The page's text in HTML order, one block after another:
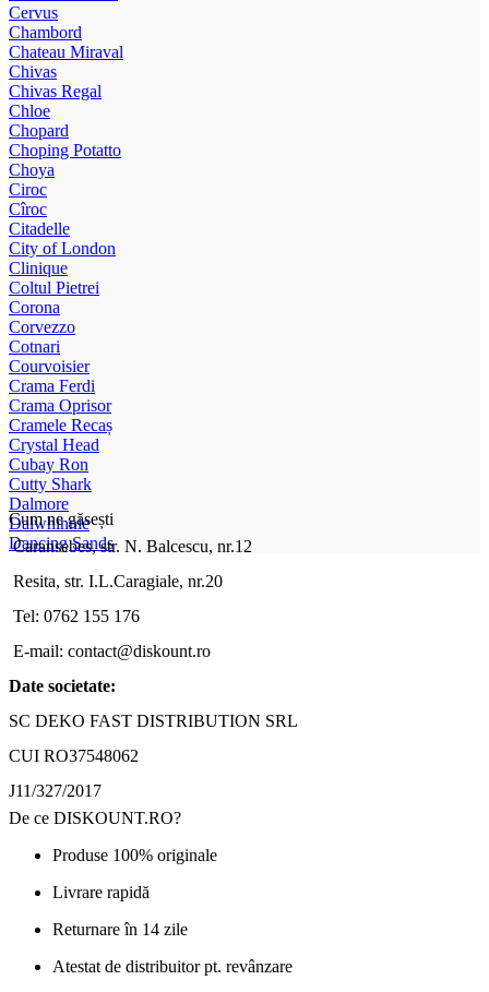
Cervus
Chambord
Chateau Miraval
Chivas
Chivas Regal
Chloe
Chopard
Choping Potatto
Choya
Ciroc
Cîroc
Citadelle
City of London
Clinique
Coltul Pietrei
Corona
Corvezzo
Cotnari
Courvoisier
Crama Ferdi
Crama Oprisor
Cramele Recaș
Crystal Head
Cubay Ron
Cutty Shark
Dalmore
Dalwhinnie
Dancing Sands
Cum ne găsești
Caransebes, str. N. Balcescu, nr.12
Resita, str. I.L.Caragiale, nr.20
Tel: 0762 155 176
E-mail: contact@diskount.ro
Date societate:
SC DEKO FAST DISTRIBUTION SRL
CUI RO37548062
J11/327/2017
De ce DISKOUNT.RO?
Produse 100% originale
Livrare rapidă
Returnare în 14 zile
Atestat de distribuitor pt. revânzare